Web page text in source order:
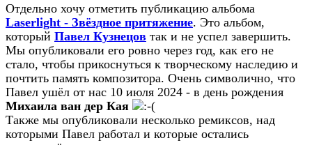
Отдельно хочу отметить публикацию альбома
Laserlight - Звёздное притяжение. Это альбом,
который Павел Кузнецов так и не успел завершить.
Мы опубликовали его ровно через год, как его не
стало, чтобы прикоснуться к творческому наследию и
почтить память композитора. Очень символично, что
Павел ушёл от нас 10 июля 2024 - в день рождения
Михаила ван дер Кая
Также мы опубликовали несколько ремиксов, над
которыми Павел работал и которые остались